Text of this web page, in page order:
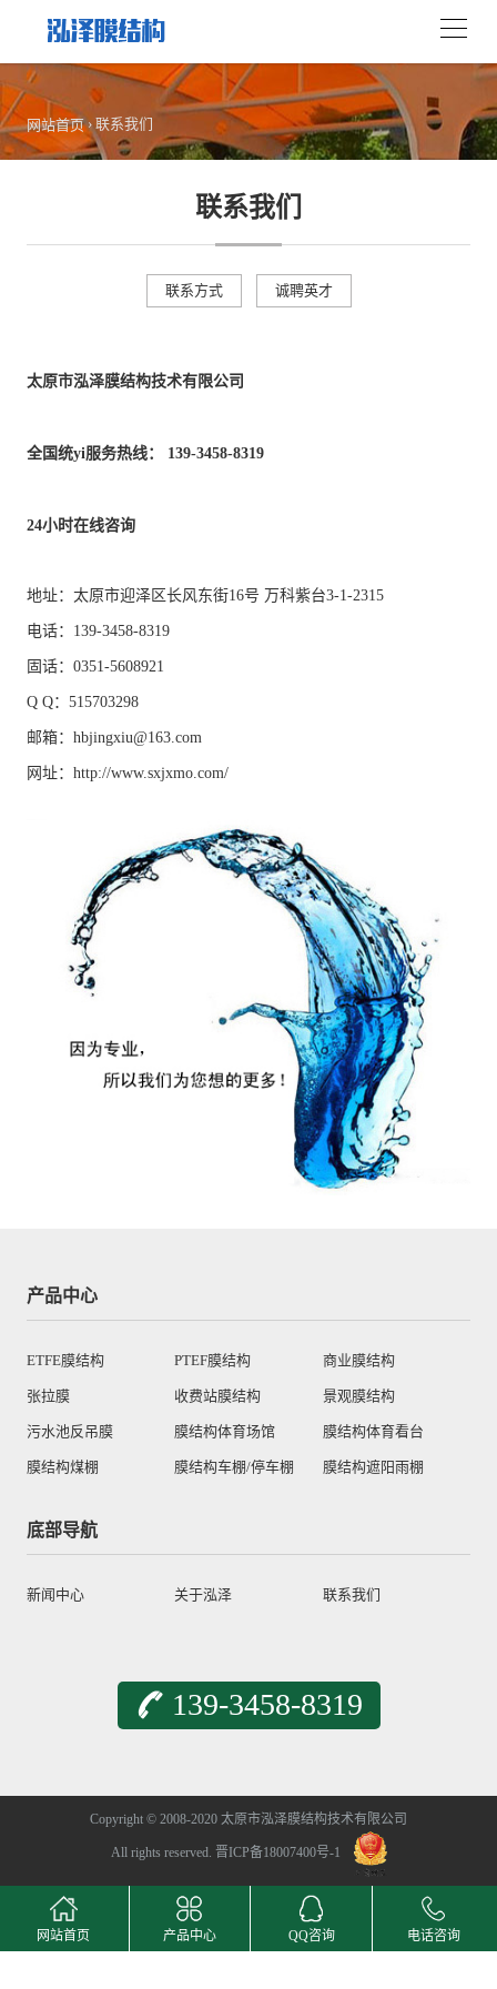
网站首页›联系我们
联系我们
联系方式 诚聘英才
太原市泓泽膜结构技术有限公司
全国统yi服务热线： 139-3458-8319
24小时在线咨询
地址：太原市迎泽区长风东街16号 万科紫台3-1-2315
电话：139-3458-8319
固话：0351-5608921
Q Q：515703298
邮箱：hbjingxiu@163.com
网址：http://www.sxjxmo.com/
产品中心
ETFE膜结构 PTEF膜结构 商业膜结构
张拉膜 收费站膜结构 景观膜结构
污水池反吊膜 膜结构体育场馆 膜结构体育看台
膜结构煤棚 膜结构车棚/停车棚 膜结构遮阳雨棚
底部导航
新闻中心 关于泓泽 联系我们
139-3458-8319
Copyright © 2008-2020 太原市泓泽膜结构技术有限公司
All rights reserved. 晋ICP备18007400号-1
网站首页 产品中心 QQ咨询 电话咨询